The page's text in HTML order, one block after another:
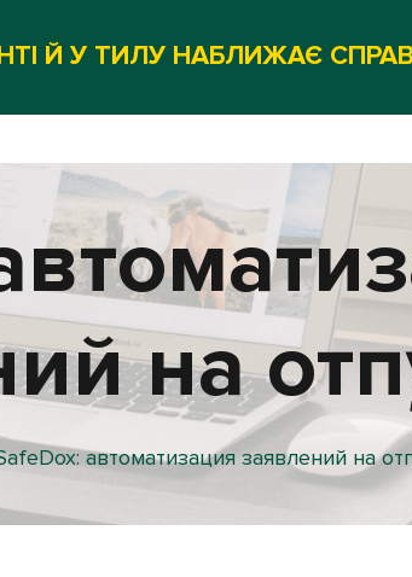
Й У ТИЛУ НАБЛИЖАЄ
на
автоматизация заявлений на